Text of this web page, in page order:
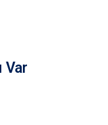
Var